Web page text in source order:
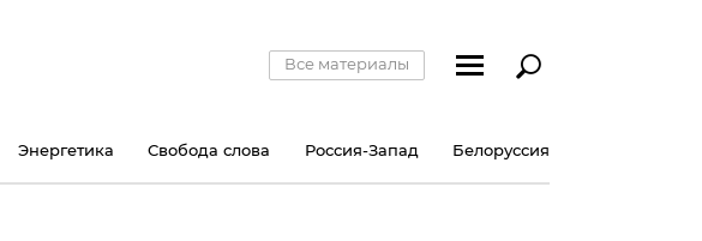
Все материалы
Энергетика Свобода слова Россия-Запад Белоруссия